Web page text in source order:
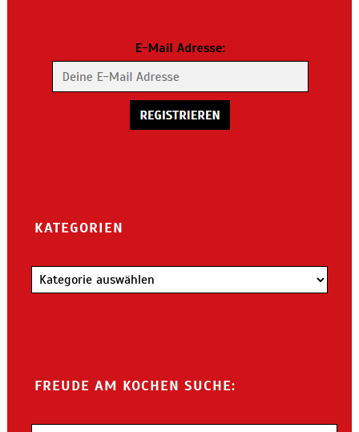
KATEGORIEN
Kategorien
FREUDE AM KOCHEN SUCHE: